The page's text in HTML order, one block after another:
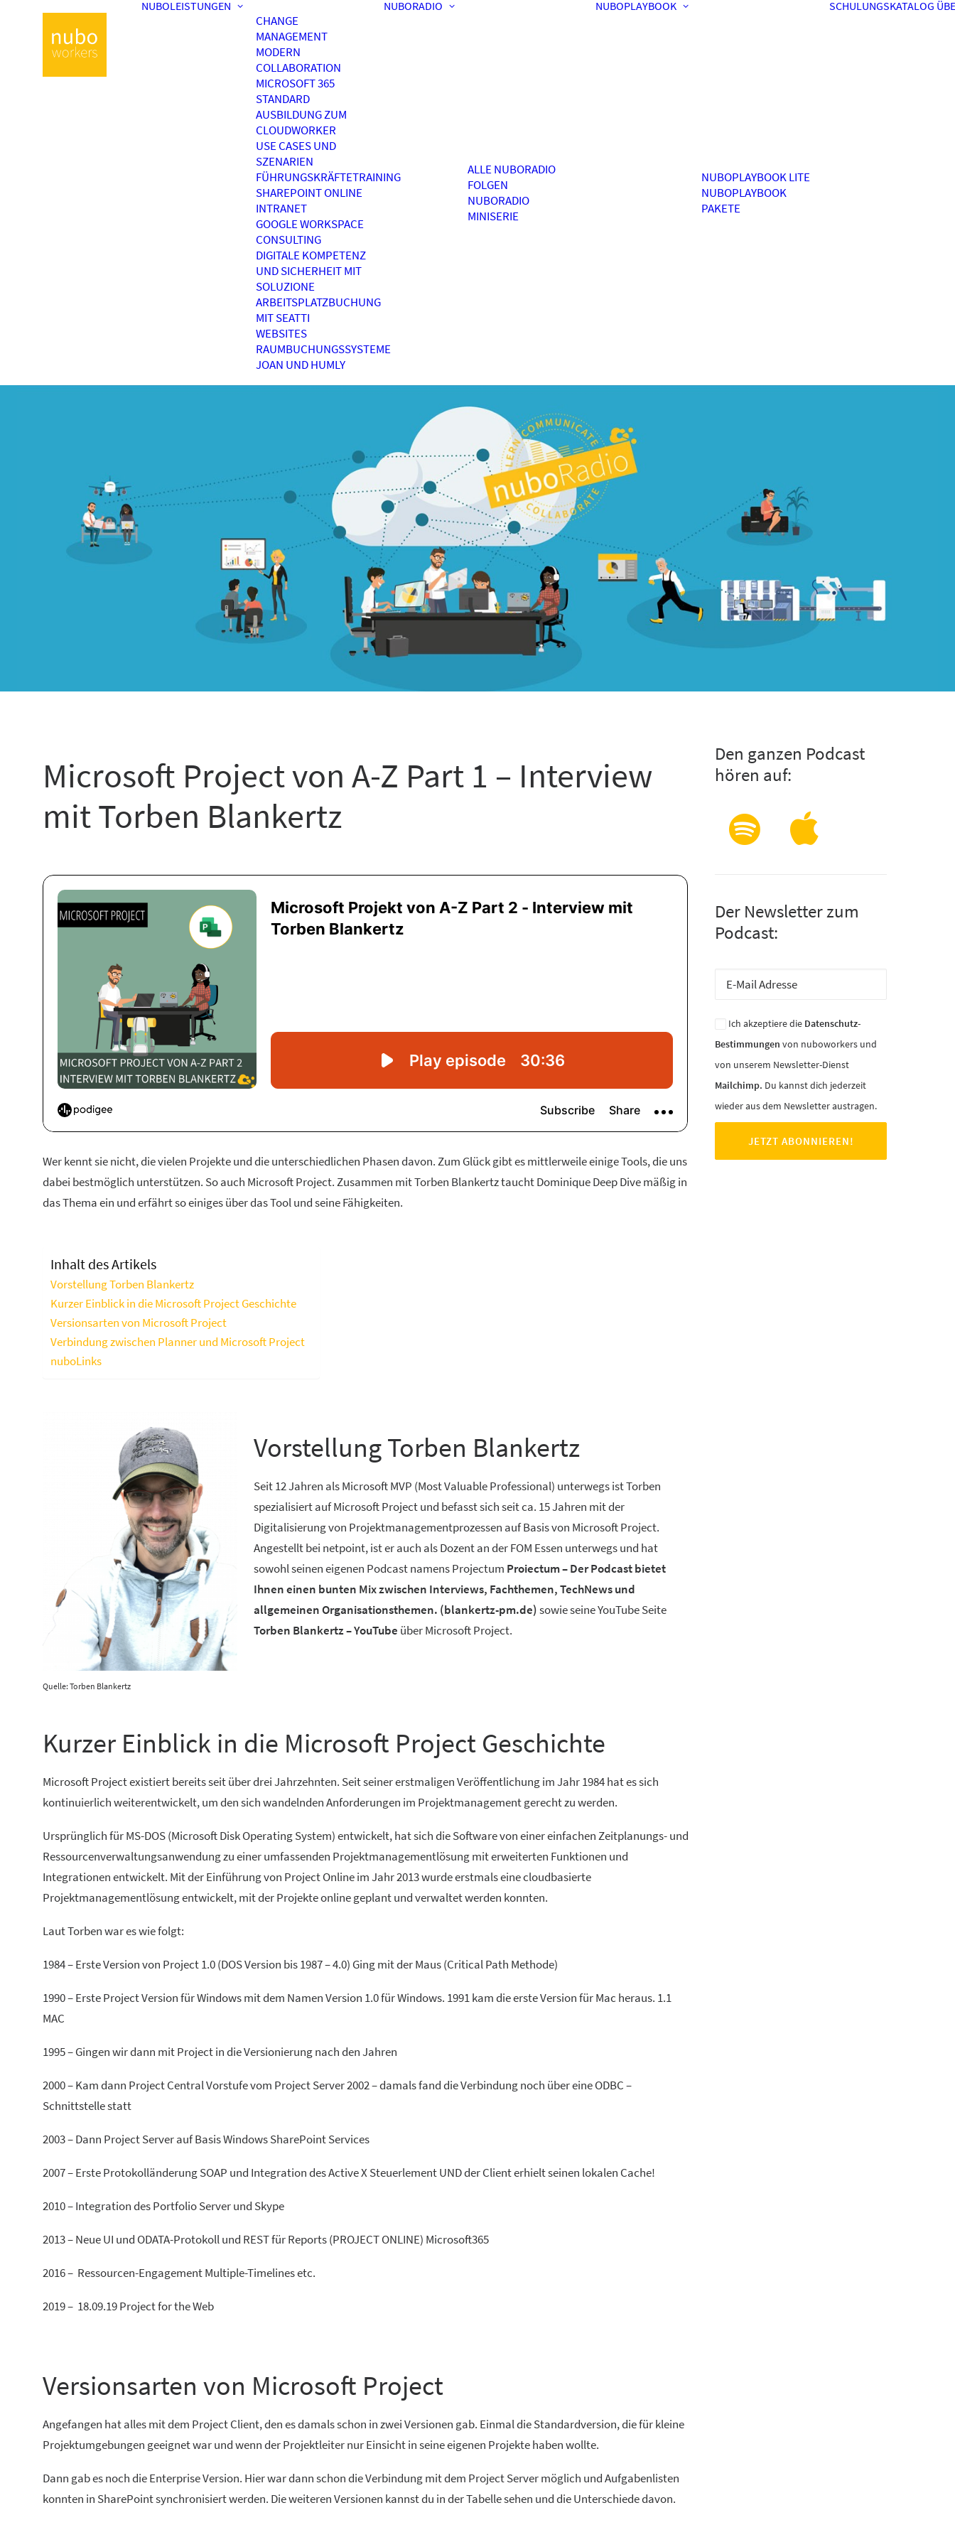
NUBOLEISTUNGEN
CHANGE
MANAGEMENT
MODERN
COLLABORATION
MICROSOFT 365
STANDARD
AUSBILDUNG ZUM
CLOUDWORKER
USE CASES UND
SZENARIEN
FÜHRUNGSKRÄFTETRAINING
SHAREPOINT ONLINE
INTRANET
GOOGLE WORKSPACE
CONSULTING
DIGITALE KOMPETENZ
UND SICHERHEIT MIT
SOLUZIONE
ARBEITSPLATZBUCHUNG
MIT SEATTI
WEBSITES
RAUMBUCHUNGSSYSTEME
JOAN UND HUMLY
NUBORADIO
ALLE NUBORADIO
FOLGEN
NUBORADIO
MINISERIE
NUBOPLAYBOOK
NUBOPLAYBOOK LITE
NUBOPLAYBOOK
PAKETE
SCHULUNGSKATALOG
Microsoft Project von A-Z Part 1 – Interview
mit Torben Blankertz
Wer kennt sie nicht, die vielen Projekte und die unterschiedlichen Phasen davon. Zum Glück gibt es mittlerweile einige Tools, die uns
dabei bestmöglich unterstützen. So auch Microsoft Project. Zusammen mit Torben Blankertz taucht Dominique Deep Dive mäßig in
das Thema ein und erfährt so einiges über das Tool und seine Fähigkeiten.
Inhalt des Artikels
Vorstellung Torben Blankertz
Kurzer Einblick in die Microsoft Project Geschichte
Versionsarten von Microsoft Project
Verbindung zwischen Planner und Microsoft Project
nuboLinks
Quelle: Torben Blankertz
Vorstellung Torben Blankertz
Seit 12 Jahren als Microsoft MVP (Most Valuable Professional) unterwegs ist Torben
spezialisiert auf Microsoft Project und befasst sich seit ca. 15 Jahren mit der
Digitalisierung von Projektmanagementprozessen auf Basis von Microsoft Project.
Angestellt bei netpoint, ist er auch als Dozent an der FOM Essen unterwegs und hat
sowohl seinen eigenen Podcast namens Projectum Proiectum – Der Podcast bietet
Ihnen einen bunten Mix zwischen Interviews, Fachthemen, TechNews und
allgemeinen Organisationsthemen. (blankertz-pm.de)sowie seine YouTube Seite
Torben Blankertz – YouTube über Microsoft Project.
Kurzer Einblick in die Microsoft Project Geschichte
Microsoft Project existiert bereits seit über drei Jahrzehnten. Seit seiner erstmaligen Veröffentlichung im Jahr 1984 hat es sich
kontinuierlich weiterentwickelt, um den sich wandelnden Anforderungen im Projektmanagement gerecht zu werden.
Ursprünglich für MS-DOS (Microsoft Disk Operating System) entwickelt, hat sich die Software von einer einfachen Zeitplanungs- und
Ressourcenverwaltungsanwendung zu einer umfassenden Projektmanagementlösung mit erweiterten Funktionen und
Integrationen entwickelt. Mit der Einführung von Project Online im Jahr 2013 wurde erstmals eine cloudbasierte
Projektmanagementlösung entwickelt, mit der Projekte online geplant und verwaltet werden konnten.
Laut Torben war es wie folgt:
1984 – Erste Version von Project 1.0 (DOS Version bis 1987 – 4.0) Ging mit der Maus (Critical Path Methode)
1990 – Erste Project Version für Windows mit dem Namen Version 1.0 für Windows. 1991 kam die erste Version für Mac heraus. 1.1
MAC
1995 – Gingen wir dann mit Project in die Versionierung nach den Jahren
2000 – Kam dann Project Central Vorstufe vom Project Server 2002 – damals fand die Verbindung noch über eine ODBC –
Schnittstelle statt
2003 – Dann Project Server auf Basis Windows SharePoint Services
2007 – Erste Protokolländerung SOAP und Integration des Active X Steuerlement UND der Client erhielt seinen lokalen Cache!
2010 – Integration des Portfolio Server und Skype
2013 – Neue UI und ODATA-Protokoll und REST für Reports (PROJECT ONLINE) Microsoft365
2016 – Ressourcen-Engagement Multiple-Timelines etc.
2019 – 18.09.19 Project for the Web
Versionsarten von Microsoft Project
Angefangen hat alles mit dem Project Client, den es damals schon in zwei Versionen gab. Einmal die Standardversion, die für kleine
Projektumgebungen geeignet war und wenn der Projektleiter nur Einsicht in seine eigenen Projekte haben wollte.
Dann gab es noch die Enterprise Version. Hier war dann schon die Verbindung mit dem Project Server möglich und Aufgabenlisten
konnten in SharePoint synchronisiert werden. Die weiteren Versionen kannst du in der Tabelle sehen und die Unterschiede davon.
Den ganzen Podcast
hören auf:
Der Newsletter zum
Podcast:
Ich akzeptiere die Datenschutz-
Bestimmungen von nuboworkers und
von unserem Newsletter-Dienst
Mailchimp. Du kannst dich jederzeit
wieder aus dem Newsletter austragen.